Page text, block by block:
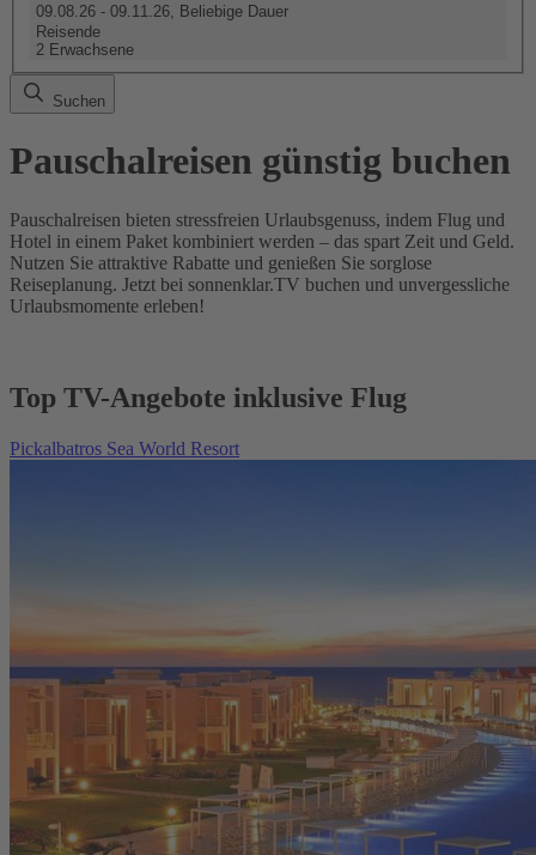
09.08.26 - 09.11.26, Beliebige Dauer
Reisende
2 Erwachsene
Suchen
Pauschalreisen günstig buchen
Pauschalreisen bieten stressfreien Urlaubsgenuss, indem Flug und
Hotel in einem Paket kombiniert werden – das spart Zeit und Geld.
Nutzen Sie attraktive Rabatte und genießen Sie sorglose
Reiseplanung. Jetzt bei sonnenklar.TV buchen und unvergessliche
Urlaubsmomente erleben!
Top TV-Angebote inklusive Flug
Pickalbatros Sea World Resort